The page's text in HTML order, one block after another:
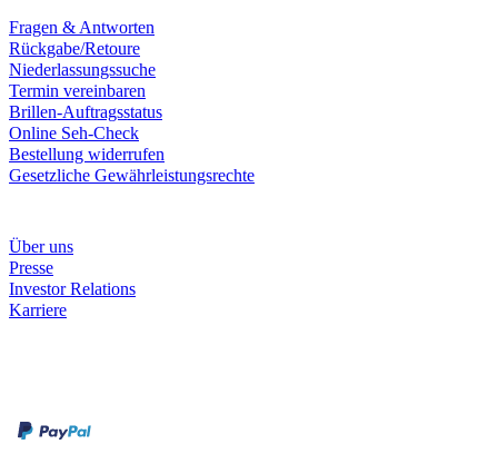
Fragen & Antworten
Rückgabe/Retoure
Niederlassungssuche
Termin vereinbaren
Brillen-Auftragsstatus
Online Seh-Check
Bestellung widerrufen
Gesetzliche Gewährleistungsrechte
Über uns
Presse
Investor Relations
Karriere